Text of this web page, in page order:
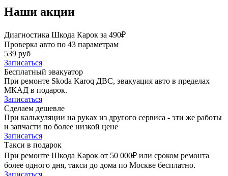
Наши акции
Диагностика Шкода Карок за 490₽
Проверка авто по 43 параметрам
539 руб
Записаться
Бесплатный эвакуатор
При ремонте Skoda Karoq ДВС, эвакуация авто в пределах
МКАД в подарок.
Записаться
Сделаем дешевле
При калькуляции на руках из другого сервиса - эти же работы
и запчасти по более низкой цене
Записаться
Такси в подарок
При ремонте Шкода Карок от 50 000₽ или сроком ремонта
более одного дня, такси до дома по Москве бесплатно.
Записаться